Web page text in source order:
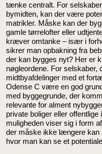
tænke centralt. For
bymidten, kan der være
matrikler. Måske kan der
gamle tørrelofter eller
kræver omtanke – især i
sikrer man opbakning fra
der kan bygges nyt? Her er
nøgleordene. For selskaber,
midtbyafdelinger med et
Odense C være en god
med byggegrunde, der
relevante for alment
private boliger eller
muligheden viser sig i form
der måske ikke længere kan
hvor man kan se et